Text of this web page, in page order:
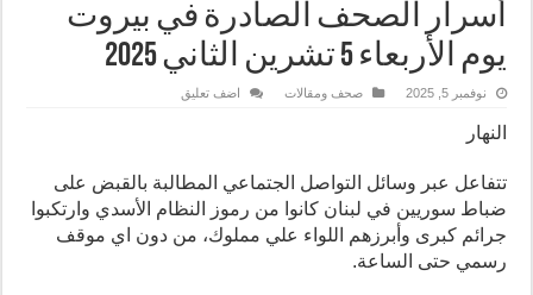
أسرار الصحف الصادرة في بيروت
يوم الأربعاء 5 تشرين الثاني 2025
نوفمبر 5, 2025 صحف ومقالات اضف تعليق
النهار
تتفاعل عبر وسائل التواصل الجتماعي المطالبة بالقبض على
ضباط سوريين في لبنان كانوا من رموز النظام الأسدي وارتكبوا
جرائم كبرى وأبرزهم اللواء علي مملوك، من دون اي موقف
رسمي حتى الساعة.